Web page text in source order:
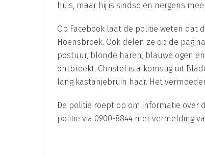
huis, maar hij is sindsdien nergens
Op Facebook laat de politie weten dat
Hoensbroek. Ook delen ze op de
postuur, blonde haren, blauwe ogen
ontbreekt. Christel is afkomstig uit
lang kastanjebruin haar. Het
De politie roept op om informatie over
politie via 0900-8844 met vermelding